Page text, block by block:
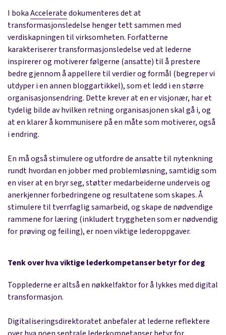
I bokaAcceleratedokumenteres det at
transformasjonsledelse henger tett sammen med
verdiskapningen til virksomheten. Forfatterne
karakteriserer transformasjonsledelse ved at lederne
inspirerer og motiverer følgerne (ansatte) til å prestere
bedre gjennom å appellere til verdier og formål (begreper vi
utdyper i en annen bloggartikkel), som et ledd i en større
organisasjonsendring. Dette krever at en er visjonær, har et
tydelig bilde av hvilken retning organisasjonen skal gå i, og
at en klarer å kommunisere på en måte som motiverer, også
i endring.
En må også stimulere og utfordre de ansatte til nytenkning
rundt hvordan en jobber med problemløsning, samtidig som
en viser at en bryr seg, støtter medarbeiderne underveis og
anerkjenner forbedringene og resultatene som skapes. Å
stimulere til tverrfaglig samarbeid, og skape de nødvendige
rammene for læring (inkludert tryggheten som er nødvendig
for prøving og feiling), er noen viktige lederoppgaver.
Tenk over hva viktige lederkompetanser betyr for deg
Topplederne er altså en nøkkelfaktor for å lykkes med digital
transformasjon.
Digitaliseringsdirektoratet anbefaler at lederne reflektere